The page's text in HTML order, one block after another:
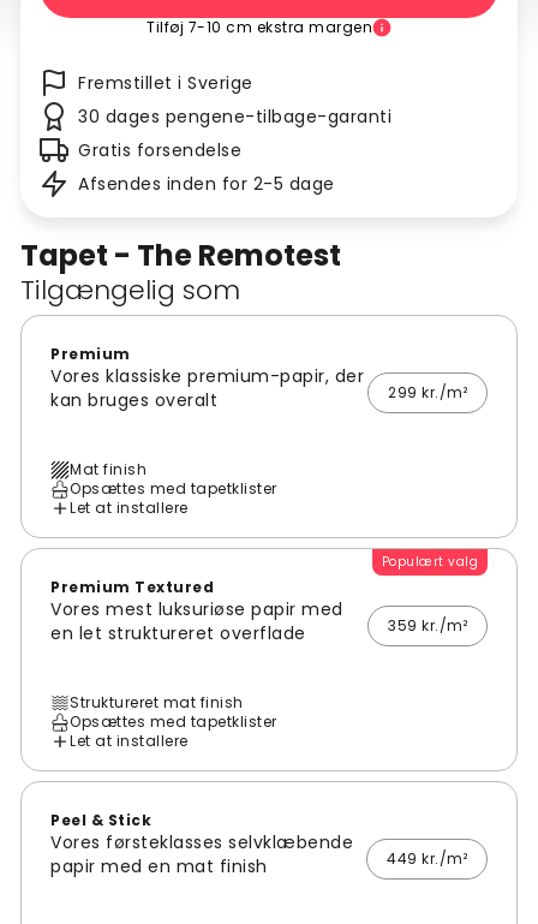
Tapet - The Remotest
Tilgængelig som
Premium
Vores klassiske premium-papir, der
kan bruges overalt
299 kr./m²
Mat finish
Opsættes med tapetklister
Let at installere
Populært valg
Premium Textured
Vores mest luksuriøse papir med
en let struktureret overflade
359 kr./m²
Struktureret mat finish
Opsættes med tapetklister
Let at installere
Peel & Stick
Vores førsteklasses selvklæbende
papir med en mat finish
449 kr./m²
Tilføj 7-10 cm ekstra margen
Fremstillet i Sverige
30 dages pengene-tilbage-garanti
Gratis forsendelse
Afsendes inden for 2-5 dage